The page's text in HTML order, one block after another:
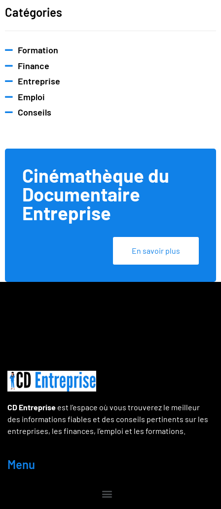
Catégories
Formation
Finance
Entreprise
Emploi
Conseils
Cinémathèque du
Documentaire
Entreprise
En savoir plus
CD Entreprise est l’espace où vous trouverez le meilleur
des informations fiables et des conseils pertinents sur les
entreprises, les finances, l’emploi et les formations.
Menu